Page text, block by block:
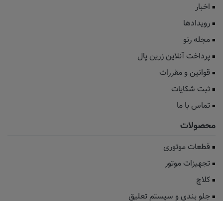
اخبار
رویدادها
مجله رنو
پرداخت آنلاین زرین پال
قوانین و مقررات
ثبت شکایات
تماس با ما
محصولات
قطعات موتوری
تجهیزات موتور
کلاچ
جلو بندی و سیستم تعلیق